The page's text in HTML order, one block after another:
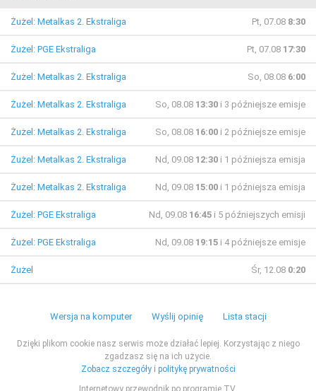
Żużel: Metalkas 2. Ekstraliga Pt, 07.08 8:30
Żużel: PGE Ekstraliga Pt, 07.08 17:30
Żużel: Metalkas 2. Ekstraliga So, 08.08 6:00
Żużel: Metalkas 2. Ekstraliga So, 08.08 13:30 i 3 późniejsze emisje
Żużel: Metalkas 2. Ekstraliga So, 08.08 16:00 i 2 późniejsze emisje
Żużel: Metalkas 2. Ekstraliga Nd, 09.08 12:30 i 1 późniejsza emisja
Żużel: Metalkas 2. Ekstraliga Nd, 09.08 15:00 i 1 późniejsza emisja
Żużel: PGE Ekstraliga Nd, 09.08 16:45 i 5 późniejszych emisji
Żużel: PGE Ekstraliga Nd, 09.08 19:15 i 4 późniejsze emisje
Żużel Śr, 12.08 0:20
Wersja na komputer Wyślij opinię Lista stacji
Dzięki plikom cookie nasz serwis może działać lepiej. Korzystając z niego
zgadzasz się na ich użycie.
Zobacz szczegóły i politykę prywatności
Internetowy przewodnik po programie TV.